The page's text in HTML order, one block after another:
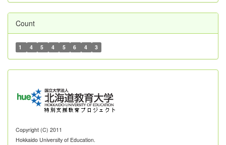
Count
1 4 5 4 5 6 4 3
Copyright (C) 2011
Hokkaido University of Education.